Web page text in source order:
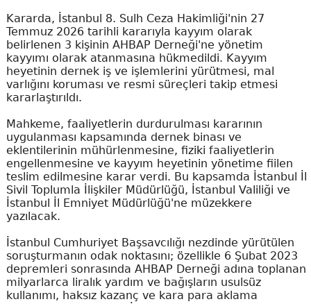
Kararda, İstanbul 8. Sulh Ceza Hakimliği'nin 27
Temmuz 2026 tarihli kararıyla kayyım olarak
belirlenen 3 kişinin AHBAP Derneği'ne yönetim
kayyımı olarak atanmasına hükmedildi. Kayyım
heyetinin dernek iş ve işlemlerini yürütmesi, mal
varlığını koruması ve resmi süreçleri takip etmesi
kararlaştırıldı.
Mahkeme, faaliyetlerin durdurulması kararının
uygulanması kapsamında dernek binası ve
eklentilerinin mühürlenmesine, fiziki faaliyetlerin
engellenmesine ve kayyım heyetinin yönetime fiilen
teslim edilmesine karar verdi. Bu kapsamda İstanbul İl
Sivil Toplumla İlişkiler Müdürlüğü, İstanbul Valiliği ve
İstanbul İl Emniyet Müdürlüğü'ne müzekkere
yazılacak.
İstanbul Cumhuriyet Başsavcılığı nezdinde yürütülen
soruşturmanın odak noktasını; özellikle 6 Şubat 2023
depremleri sonrasında AHBAP Derneği adına toplanan
milyarlarca liralık yardım ve bağışların usulsüz
kullanımı, haksız kazanç ve kara para aklama